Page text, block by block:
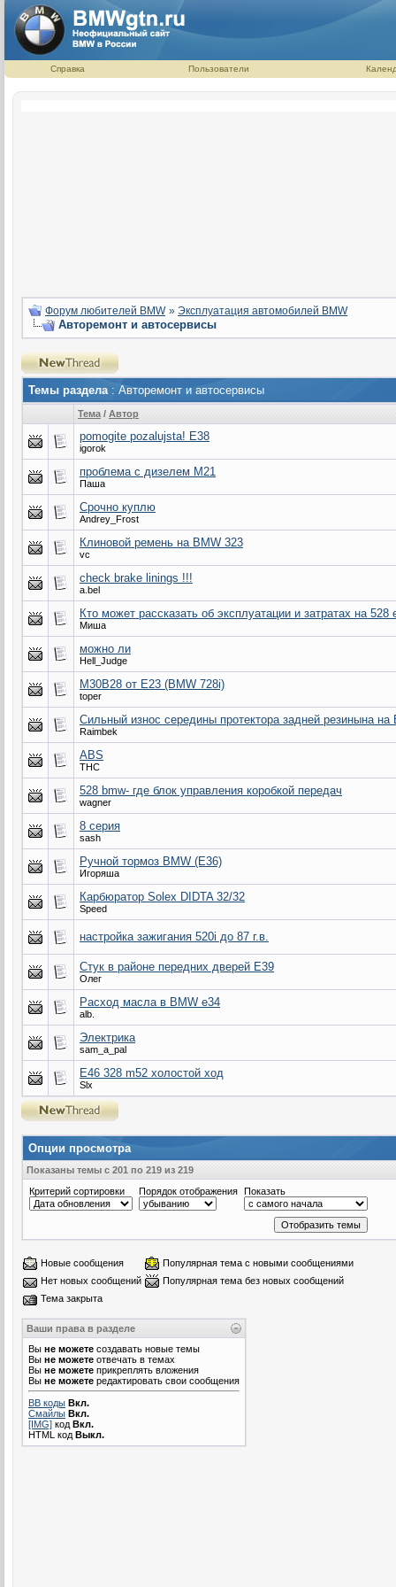
Справка Пользователи
Форум любителей BMW » Эксплуатация автомобилей BMW
Авторемонт и автосервисы
Темы раздела : Авторемонт и автосервисы
Тема / Автор
pomogite pozalujsta! E38
igorok
проблема с дизелем М21
Паша
Срочно куплю
Andrey_Frost
Клиновой ремень на BMW 323
vc
check brake linings !!!
a.bel
Кто может рассказать об эксплуатации и затратах на 528
Миша
можно ли
Hell_Judge
M30B28 от E23 (BMW 728i)
toper
Сильный износ середины протектора задней резинына на
Raimbek
ABS
THC
528 bmw- где блок управления коробкой передач
wagner
8 серия
sash
Ручной тормоз BMW (E36)
Игоряша
Карбюратор Solex DIDTA 32/32
Speed
настройка зажигания 520i до 87 г.в.
Стук в районе передних дверей Е39
Олег
Расход масла в BMW e34
alb.
Электрика
sam_a_pal
E46 328 m52 холостой ход
Slx
Опции просмотра
Показаны темы с 201 по 219 из 219
Критерий сортировки
Порядок отображения Показать
Новые сообщения
Популярная тема с новыми сообщениями
Нет новых сообщений
Популярная тема без новых сообщений
Тема закрыта
Ваши права в разделе
Вы не можете создавать новые темы
Вы не можете отвечать в темах
Вы не можете прикреплять вложения
Вы не можете редактировать свои сообщения
BB коды Вкл.
Смайлы Вкл.
[IMG] код Вкл.
HTML код Выкл.